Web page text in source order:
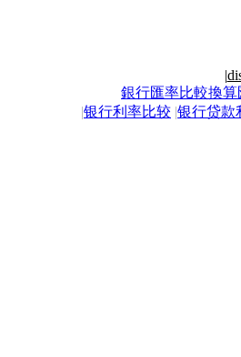
|
銀行匯率比較換算
|银行利率比较 |银行贷款